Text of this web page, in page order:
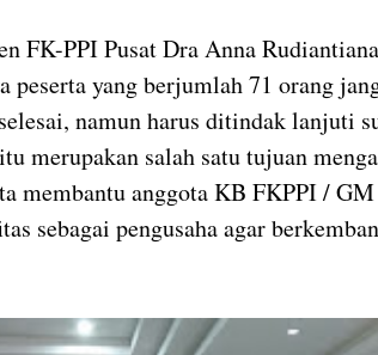
FK-PPI Pusat Dra Anna
peserta yang berjumlah 71 orang
namun harus ditindak lanjuti
merupakan salah satu tujuan
membantu anggota KB FKPPI /
sebagai pengusaha agar